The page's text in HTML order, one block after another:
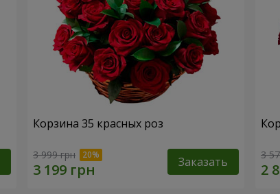
Корзина 35 красных роз
3 999 грн Заказать 3